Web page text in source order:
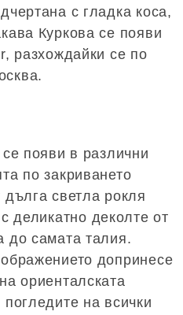
с гладка коса,
Куркова се появи
разхождайки се по
появи в различни
по закриването
светла рокля
с деликатно деколте от
до самата талия.
допринесе
ориенталската
на всички